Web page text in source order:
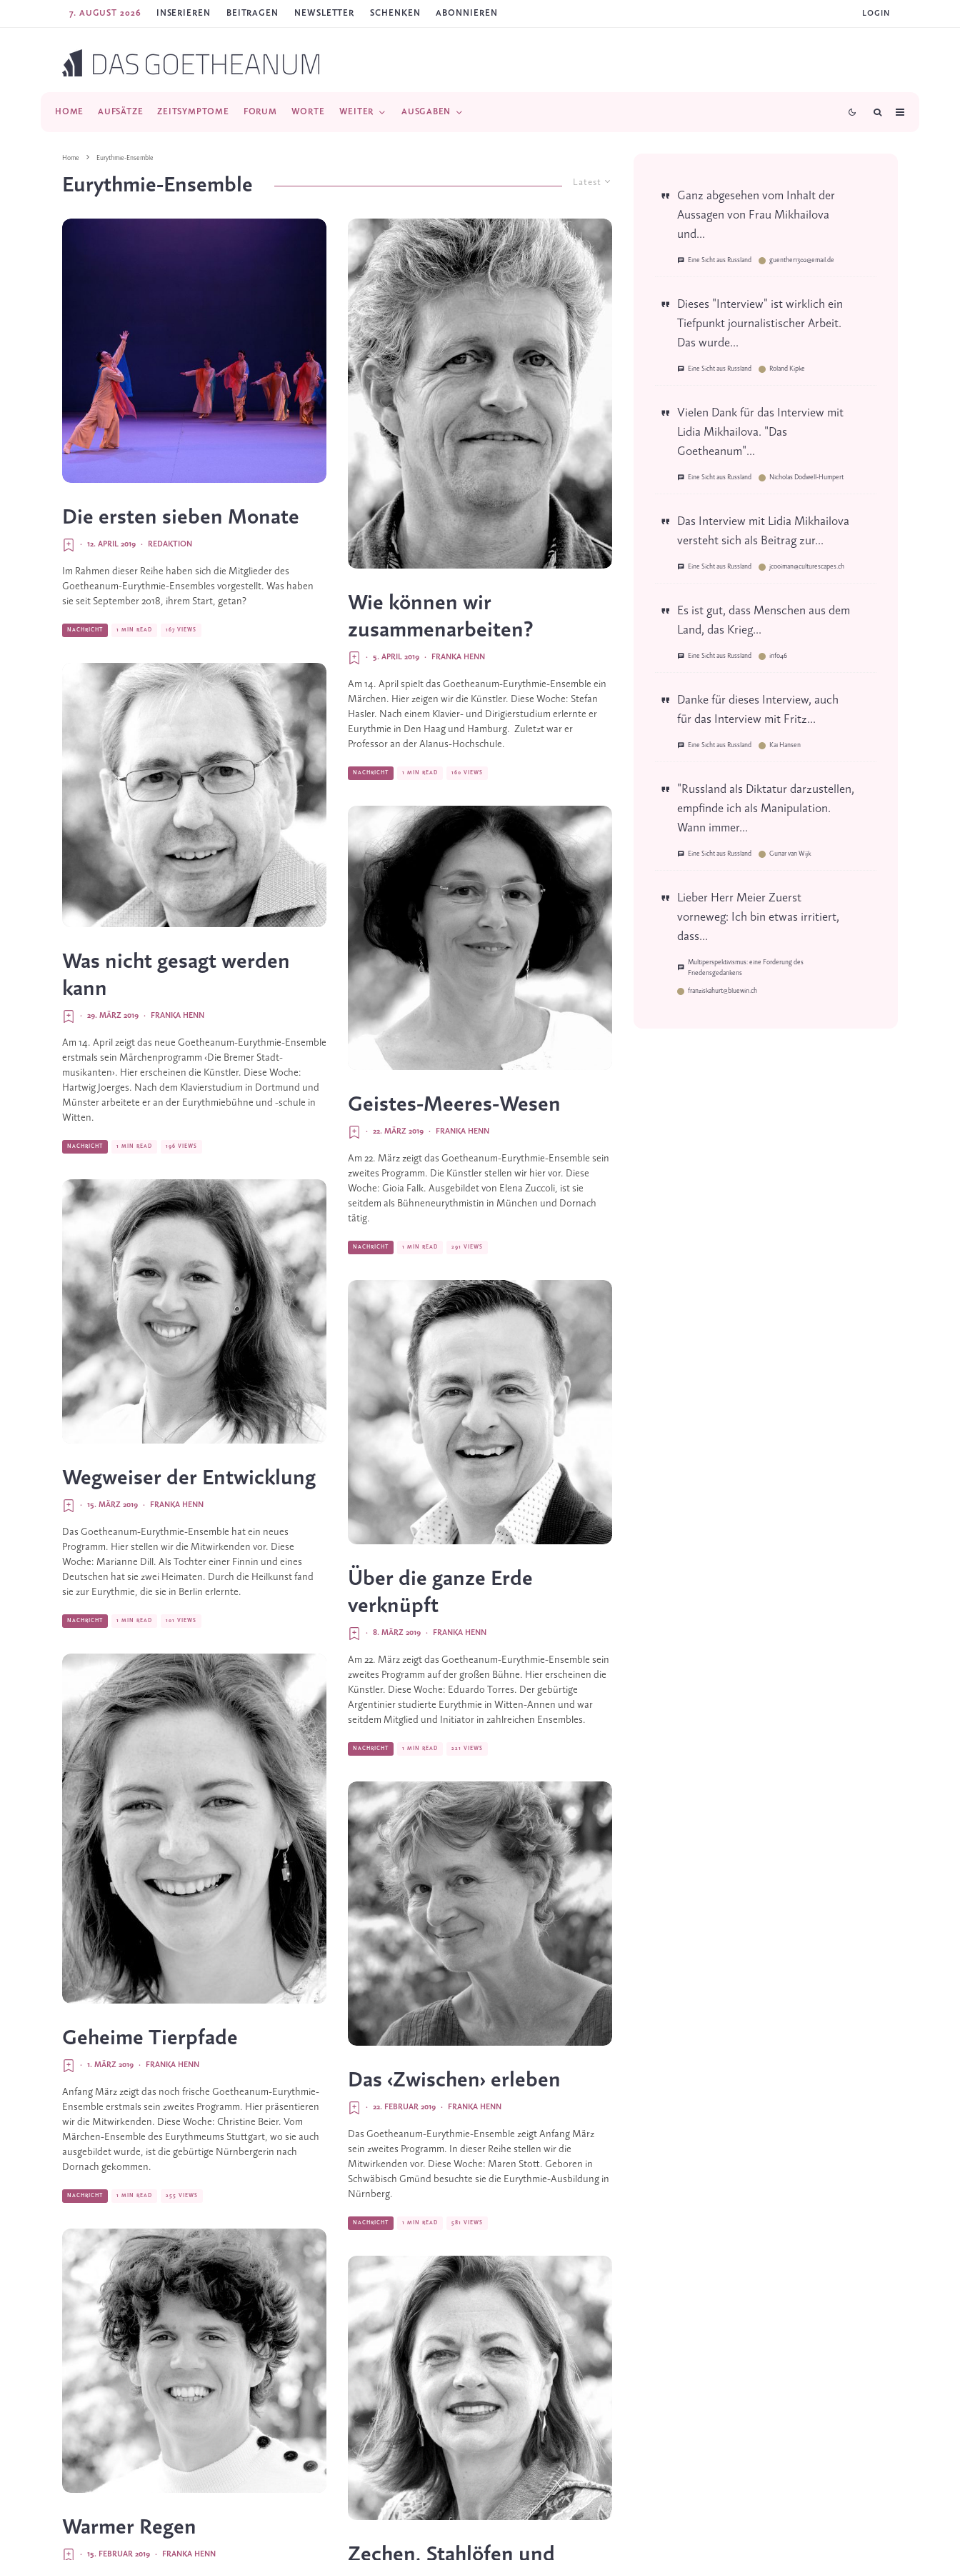
7. AUGUST 2026 INSERIEREN BEITRAGEN NEWSLETTER SCHENKEN ABONNIEREN LOGIN
HOME AUFSÄTZE ZEITSYMPTOME FORUM WORTE WEITER AUSGABEN
Home Eurythmie-Ensemble
Latest
Eurythmie-Ensemble
Die ersten sieben Monate
REDAKTION
·
12. APRIL 2019
·
Im Rahmen dieser Reihe haben sich die Mitglieder des
Goetheanum-Eurythmie-Ensembles vorgestellt. Was haben
sie seit September 2018, ihrem Start, getan?
NACHRICHT 1 MIN READ 167 VIEWS
Was nicht gesagt werden
kann
FRANKA HENN
·
29. MÄRZ 2019
·
Am 14. April zeigt das neue Goethe­anum-Eurythmie-Ensemble
erstmals sein Märchenprogramm ‹Die Bremer Stadt­­
musikanten›. Hier erscheinen die Künstler. Diese Woche:
Hartwig Joerges. Nach dem Klavierstudium in Dortmund und
Münster arbeitete er an der Eurythmiebühne und -schule in
Witten.
NACHRICHT 1 MIN READ 196 VIEWS
Wegweiser der Entwicklung
FRANKA HENN
·
15. MÄRZ 2019
·
Das Goetheanum-Eurythmie-Ensemble hat ein neues
Programm. Hier stellen wir die Mitwirkenden vor. Diese
Woche: Marianne Dill. Als Tochter einer Finnin und eines
Deutschen hat sie zwei Heimaten. Durch die Heilkunst fand
sie zur Eurythmie, die sie in Berlin erlernte.
NACHRICHT 1 MIN READ 101 VIEWS
Geheime Tierpfade
FRANKA HENN
·
1. MÄRZ 2019
·
Anfang März zeigt das noch frische Goetheanum-Eurythmie-
Ensemble erstmals sein zweites Programm. Hier präsentieren
wir die Mitwirkenden. Diese Woche: Christine Beier. Vom
Märchen-Ensemble des Eurythmeums Stuttgart, wo sie auch
ausgebildet wurde, ist die gebürtige Nürnbergerin nach
Dornach gekommen.
NACHRICHT 1 MIN READ 255 VIEWS
Warmer Regen
FRANKA HENN
·
15. FEBRUAR 2019
·
Wie können wir
zusammenarbeiten?
FRANKA HENN
·
5. APRIL 2019
·
Am 14. April spielt das Goetheanum-­Eurythmie-Ensemble ein
Märchen. Hier zeigen wir die Künstler. Diese Woche: Stefan
Hasler. Nach einem Klavier- und Dirigierstudium erlernte er
Eurythmie in Den Haag und Hamburg.  Zuletzt war er
Professor an der Alanus-Hochschule.
NACHRICHT 1 MIN READ 160 VIEWS
Geistes-Meeres-Wesen
FRANKA HENN
·
22. MÄRZ 2019
·
Am 22. März zeigt das Goetheanum-­Eurythmie-Ensemble sein
zweites Programm. Die Künstler stellen wir hier vor. Diese
Woche: Gioia Falk. Ausgebildet von Elena Zuccoli, ist sie
seitdem als Bühneneurythmistin in München und Dornach
tätig.
NACHRICHT 1 MIN READ 291 VIEWS
Über die ganze Erde
verknüpft
FRANKA HENN
·
8. MÄRZ 2019
·
Am 22. März zeigt das Goetheanum-Eurythmie-Ensemble sein
zweites Programm auf der großen Bühne. Hier erscheinen die
Künstler. Diese Woche: Eduardo Torres. Der gebürtige
Argentinier studierte Eurythmie in Witten-Annen und war
seitdem Mitglied und Initiator in zahlreichen Ensembles.
NACHRICHT 1 MIN READ 221 VIEWS
Das ‹Zwischen› erleben
FRANKA HENN
·
22. FEBRUAR 2019
·
Das Goetheanum-Eurythmie-Ensemble zeigt Anfang März
sein zweites Programm. In dieser Reihe stellen wir die
Mitwirkenden vor. Diese Woche: Maren Stott. Geboren in
Schwäbisch Gmünd besuchte sie die Eurythmie-Ausbildung in
Nürnberg.
NACHRICHT 1 MIN READ 581 VIEWS
Zechen, Stahlöfen und
Ganz abgesehen vom Inhalt der
Aussagen von Frau Mikhailova
und...
Eine Sicht aus Russland guenther1302@email.de
Dieses "Interview" ist wirklich ein
Tiefpunkt journalistischer Arbeit.
Das wurde...
Eine Sicht aus Russland Roland Kipke
Vielen Dank für das Interview mit
Lidia Mikhailova. "Das
Goetheanum"...
Eine Sicht aus Russland Nicholas Dodwell-Humpert
Das Interview mit Lidia Mikhailova
versteht sich als Beitrag zur...
Eine Sicht aus Russland jcooiman@culturescapes.ch
Es ist gut, dass Menschen aus dem
Land, das Krieg...
Eine Sicht aus Russland info46
Danke für dieses Interview, auch
für das Interview mit Fritz...
Eine Sicht aus Russland Kai Hansen
"Russland als Diktatur darzustellen,
empfinde ich als Manipulation.
Wann immer...
Eine Sicht aus Russland Gunar van Wijk
Lieber Herr Meier Zuerst
vorneweg: Ich bin etwas irritiert,
dass...
Multiperspektivismus: eine Forderung des
Friedensgedankens
franziskahurt@bluewin.ch